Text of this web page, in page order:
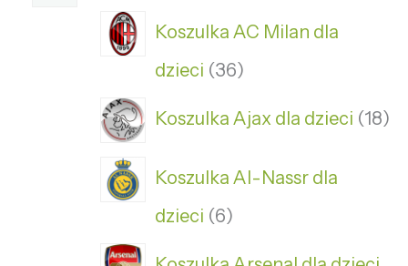
Koszulka AC Milan dla
dzieci 36
Koszulka Ajax dla dzieci 18
Koszulka Al-Nassr dla
dzieci 6